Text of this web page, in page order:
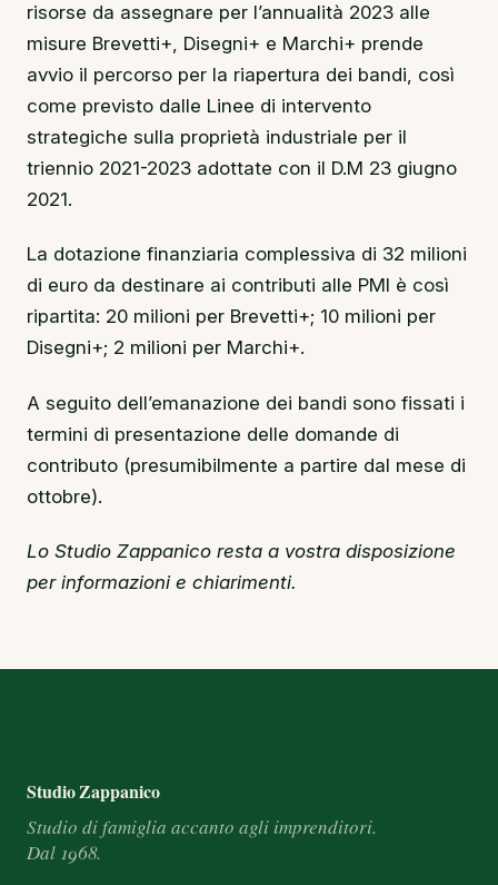
risorse da assegnare per l’annualità 2023 alle
misure Brevetti+, Disegni+ e Marchi+ prende
avvio il percorso per la riapertura dei bandi, così
come previsto dalle Linee di intervento
strategiche sulla proprietà industriale per il
triennio 2021-2023 adottate con il D.M 23 giugno
2021.
La dotazione finanziaria complessiva di 32 milioni
di euro da destinare ai contributi alle PMI è così
ripartita: 20 milioni per Brevetti+; 10 milioni per
Disegni+; 2 milioni per Marchi+.
A seguito dell’emanazione dei bandi sono fissati i
termini di presentazione delle domande di
contributo (presumibilmente a partire dal mese di
ottobre).
Lo Studio Zappanico resta a vostra disposizione
per informazioni e chiarimenti.
Footer e informazioni
Studio Zappanico
Studio di famiglia accanto agli imprenditori.
Dal 1968.